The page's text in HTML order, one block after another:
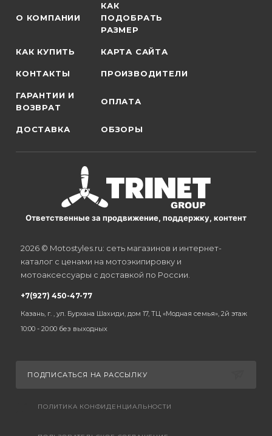
О КОМПАНИИ
КАК
ПОДОБРАТЬ
РАЗМЕР
КАК КУПИТЬ КАРТА САЙТА
КОНТАКТЫ ПРОИЗВОДИТЕЛИ
ГАРАНТИИ И
ВОЗВРАТ
ОПЛАТА
ДОСТАВКА ОБЗОРЫ
Ответственные за продвижение, поддержку, контент
2026 © Motostyles.ru: сеть магазинов и интернет-
каталог с ценами на мотоэкипировку и
мотоаксессуары с доставкой по России.
+7(927) 450-47-77
Казань, г. , ул. Бурхана Шахиди, дом 17, ТЦ «Модная семья», 2й этаж
10:00 - 20:00 без выходных
ПОДПИСАТЬСЯ НА РАССЫЛКУ
ПОЛИТИКА КОНФИДЕНЦИАЛЬНОСТИ